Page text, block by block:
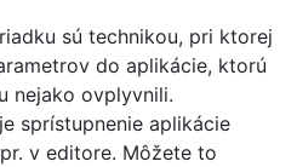
sú technikou, pri ktorej
do aplikácie, ktorú
nejako ovplyvnili.
sprístupnenie aplikácie
v editore. Môžete to